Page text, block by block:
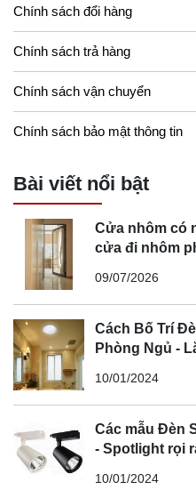
Chính sách đổi hàng
Chính sách trả hàng
Chính sách vận chuyển
Chính sách bảo mật thông tin
Bài viết nổi bật
Cửa nhôm có
cửa đi nhôm
09/07/2026
Cách Bố Trí
Phòng Ngủ -
10/01/2024
Các mẫu Đèn
- Spotlight rọi
10/01/2024